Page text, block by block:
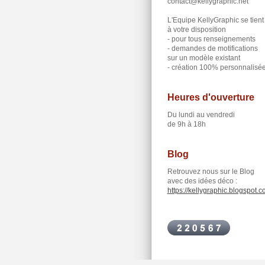
L'Equipe KellyGraphic se tient
à votre disposition
- pour tous renseignements
- demandes de motifications
sur un modèle existant
- création 100% personnalisée
Heures d'ouverture
Du lundi au vendredi
de 9h à 18h
Blog
Retrouvez nous sur le Blog
avec des idées déco :
https://